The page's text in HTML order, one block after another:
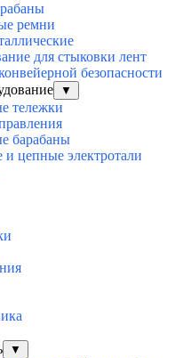
ремни
для стыковки лент
безопасности
▼
тележки
барабаны
и цепные электротали
▼